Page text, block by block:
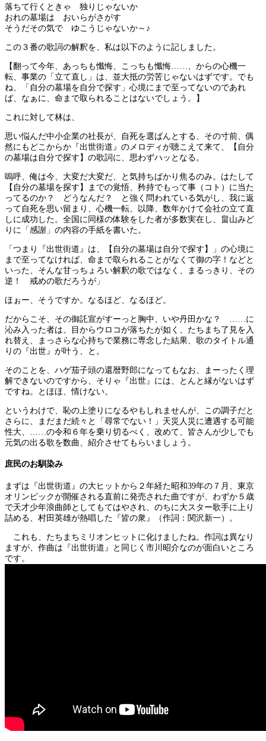
落ちて行くときゃ 独りじゃないか
おれの墓場は おいらがさがす
そうだその気で ゆこうじゃないか～♪
この３番の歌詞の解釈を、私は以下のように記しました。
【翻って今年、あっちも懺悔、こっちも懺悔……、からの心機一
転、事業の「立て直し」は、並大抵の労苦じゃないはずです。でも
ね、「自分の墓場を自分で探す」心境にまで至ってないのであれ
ば、なぁに、命まで取られることはないでしょう。】
これに対して林は、
思い悩んだ中小企業の社長が、自死を選ばんとする、その寸前、偶
然にもどこからか『出世街道』のメロディが聴こえて来て、【自分
の墓場は自分で探す】の歌詞に、思わずハッとなる。
嗚呼、俺は今、大変だ大変だ、と気持ちばかり焦るのみ。はたして
【自分の墓場を探す】までの覚悟、矜持でもって事（コト）に当た
ってるのか？ どうなんだ？ と強く問われている気がし、我に返
って自死を思い留まり、心機一転、以降、数年かけて会社の立て直
しに成功した。全国に同様の体験をした者が多数実在し、畠山みど
りに「感謝」の内容の手紙を書いた。
「つまり『出世街道』は、【自分の墓場は自分で探す】」の心境に
まで至ってなければ、命まで取られることがなくて御の字！などと
いった、そんな甘っちょろい解釈の歌ではなく、まるっきり、その
逆！ 戒めの歌だろうが」
ほぉー、そうですか。なるほど、なるほど。
だからこそ、その御託宣がすーっと胸中、いや丹田かな？ ……に
沁み入った者は、目からウロコが落ちたが如く、たちまち了見を入
れ替え、まっさらな心持ちで業務に専念した結果、歌のタイトル通
りの『出世』が叶う、と。
そのことを、ハゲ茄子頭の還暦野郎になってもなお、まーったく理
解できないのですから、そりゃ『出世』には、とんと縁がないはず
ですね。とほほ、情けない。
というわけで、恥の上塗りになるやもしれませんが、この調子だと
さらに、まだまだ続々と「尋常でない！」天災人災に遭遇する可能
性大、……の令和６年を乗り切るべく、改めて、皆さんが少しでも
元気の出る歌を数曲、紹介させてもらいましょう。
庶民のお馴染み
まずは『出世街道』の大ヒットから２年経た昭和39年の７月、東京
オリンピックが開催される直前に発売された曲ですが、わずか５歳
で天才少年浪曲師としてもてはやされ、のちに大スター歌手に上り
詰める、村田英雄が熱唱した『皆の衆』（作詞：関沢新一）。
これも、たちまちミリオンヒットに化けましたね。作詞は異なり
ますが、作曲は『出世街道』と同じく市川昭介なのが面白いところ
です。